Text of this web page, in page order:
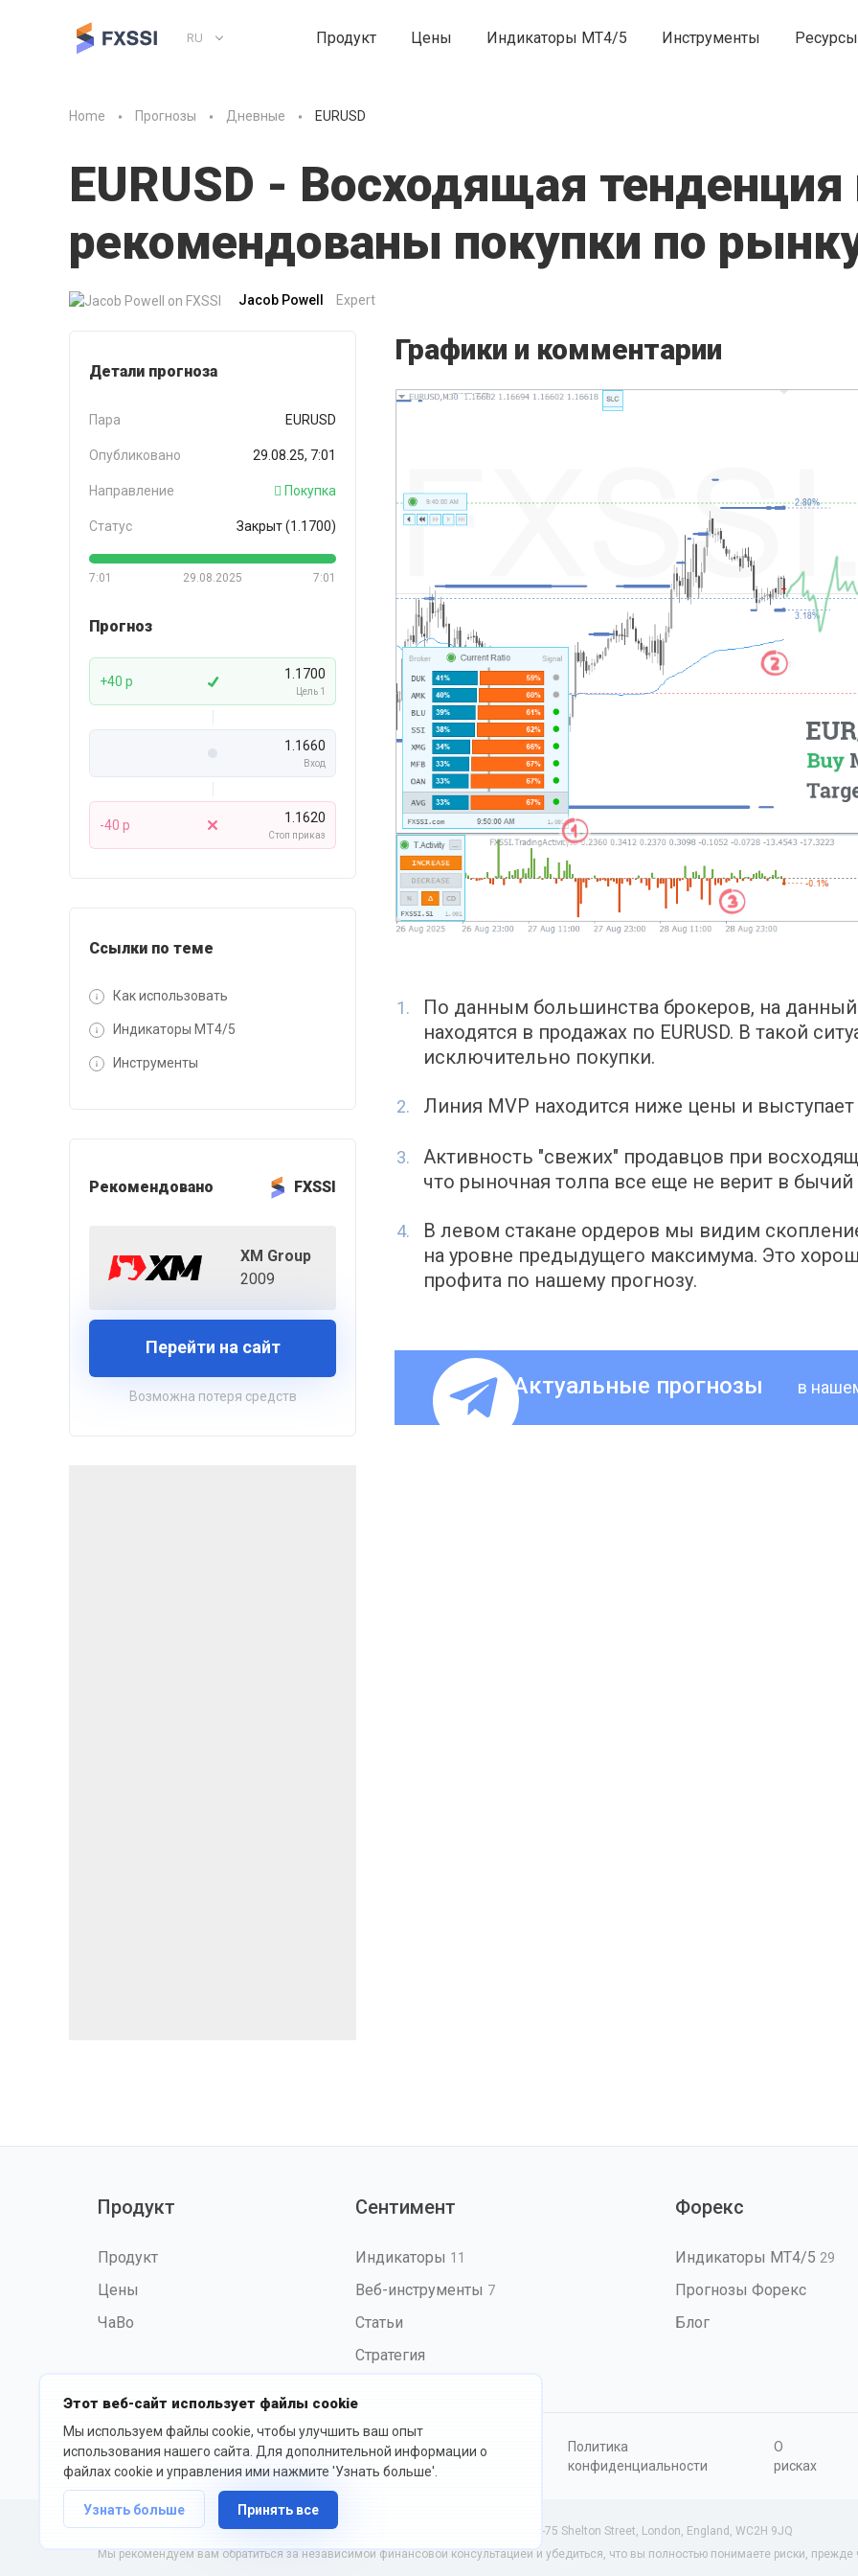
Этот веб-сайт использует файлы cookie
Мы используем файлы cookie, чтобы улучшить ваш опыт
использования нашего сайта. Для дополнительной информации о
файлах cookie и управления ими нажмите 'Узнать больше'.
Узнать больше Принять все
RU Продукт Цены Индикаторы MT4/5 Инструменты Ресурсы
Home Прогнозы Дневные EURUSD
EURUSD - Восходящая
рекомендованы покупки по
Jacob Powell Expert
Детали прогноза
Пара EURUSD
Опубликовано 29.08.25, 7:01
Направление Покупка
Статус Закрыт (1.1700)
7:01 7:01
29.08.2025
Прогноз
+40 p 1.1700
Цель 1
1.1660
Вход
-40 p 1.1620
Стоп приказ
Ссылки по теме
Как использовать
Индикаторы MT4/5
Инструменты
Рекомендовано FXSSI
XM Group
2009
Перейти на сайт
Возможна потеря средств
Графики и комментарии
По данным большинства брокеров, на
находятся в продажах по EURUSD. В такой
исключительно покупки.
Линия MVP находится ниже цены и
Активность "свежих" продавцов при
что рыночная толпа все еще не верит в бычий
В левом стакане ордеров мы видим
на уровне предыдущего максимума. Это
профита по нашему прогнозу.
Актуальные прогнозы в
Продукт
Продукт
Цены
ЧаВо
Сентимент
Индикаторы 11
Веб-инструменты 7
Статьи
Стратегия
Форекс
Индикаторы MT4/5 29
Прогнозы Форекс
Блог
©2026 fxssi.com Все права
защищены
Условия
использования
Политика
конфиденциальности
О
рисках
Веб-сайт управляется FXSSI LTD Регистрационный номер: 13534801 (Англия) | 71-75 Shelton Street, London, England, WC2H 9JQ
Мы рекомендуем вам обратиться за независимой финансовой консультацией и убедиться, что вы полностью понимаете риски, прежде